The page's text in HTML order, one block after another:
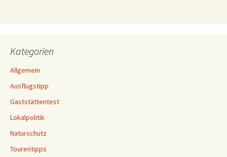
Kategorien
Allgemein
Ausflugstipp
Gaststättentest
Lokalpolitik
Naturschutz
Tourentipps